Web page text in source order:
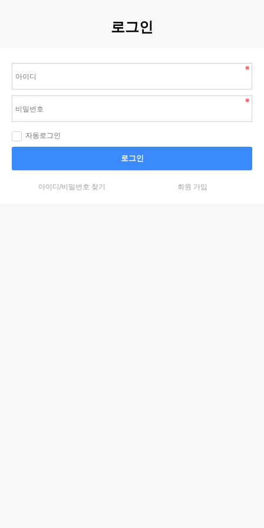
로그인
자동로그인
로그인
아이디/비밀번호 찾기 회원 가입